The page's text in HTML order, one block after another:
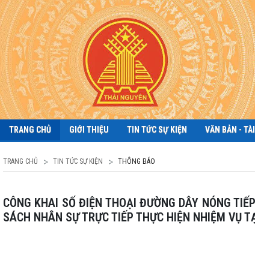
TRANG CHỦ GIỚI THIỆU TIN TỨC SỰ KIỆN VĂN BẢN -
TRANG CHỦ TIN TỨC SỰ KIỆN THÔNG BÁO
CÔNG KHAI SỐ ĐIỆN THOẠI ĐƯỜNG DÂY NÓNG TIẾP NHẬN PHẢN ÁNH, KIẾN NGHỊ VỀ THỰC HIỆN THỦ TỤC HÀNH CHÍNH VÀ DANH
SÁCH NHÂN SỰ TRỰC TIẾP THỰC HIỆN NHIỆM VỤ